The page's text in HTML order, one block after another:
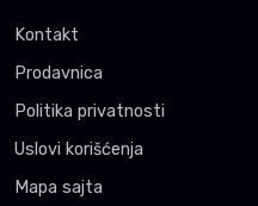
Kontakt
Prodavnica
Politika privatnosti
Uslovi korišćenja
Mapa sajta